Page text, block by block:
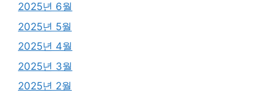
2025년 6월
2025년 5월
2025년 4월
2025년 3월
2025년 2월